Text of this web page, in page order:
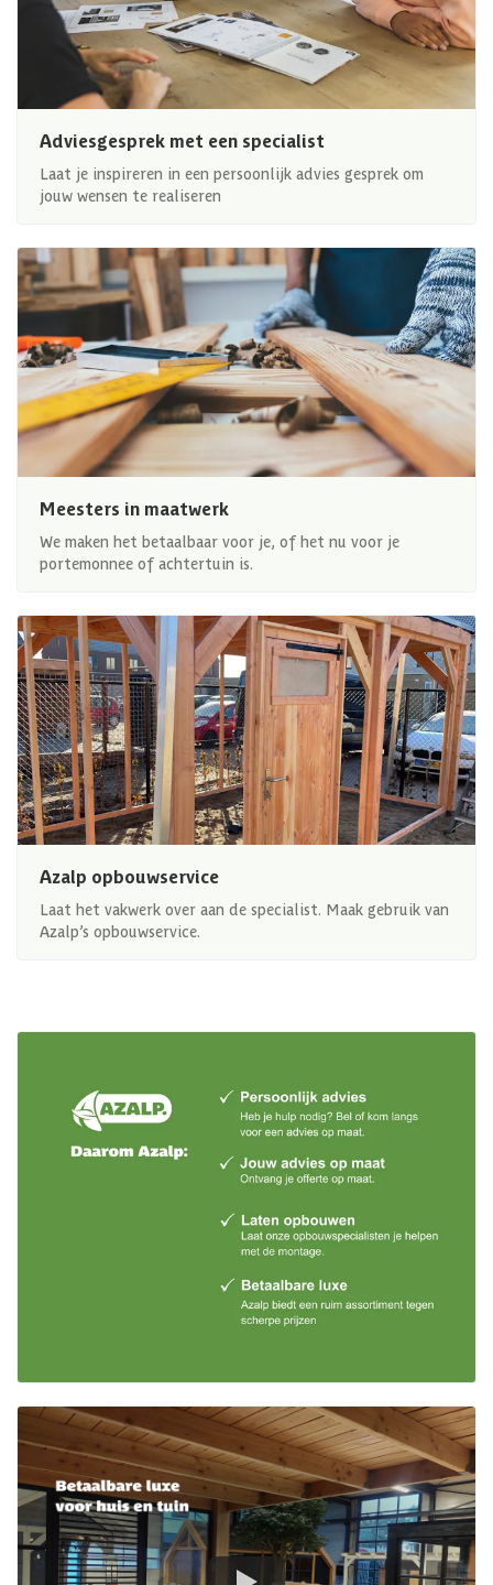
Adviesgesprek met een specialist
Laat je inspireren in een persoonlijk advies gesprek om
jouw wensen te realiseren
Meesters in maatwerk
We maken het betaalbaar voor je, of het nu voor je
portemonnee of achtertuin is.
Azalp opbouwservice
Laat het vakwerk over aan de specialist. Maak gebruik van
Azalp’s opbouwservice.